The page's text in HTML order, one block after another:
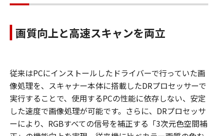
画質向上と高速スキャンを両立
従来はPCにインストールしたドライバーで行っていた画
像処理を、スキャナー本体に搭載したDRプロセッサーで
実行することで、使用するPCの性能に依存しない、安定
した速度で画像処理が可能です。さらに、DRプロセッサ
ーにより、RGBすべての信号を補正する「3次元色空間補